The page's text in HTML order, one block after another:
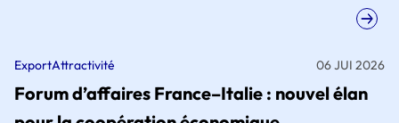
ExportAttractivité 06 JUI 2026
Forum d’affaires France–Italie : nouvel élan